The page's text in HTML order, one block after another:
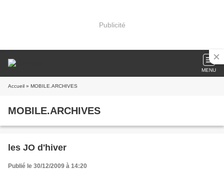
Publicité
MENU
Accueil » MOBILE.ARCHIVES
MOBILE.ARCHIVES
les JO d'hiver
Publié le 30/12/2009 à 14:20